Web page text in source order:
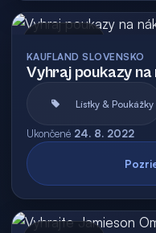
KAUFLAND SLOVENSKO
Vyhraj poukazy
Lístky & Poukážky
Ukončené 24. 8. 2022